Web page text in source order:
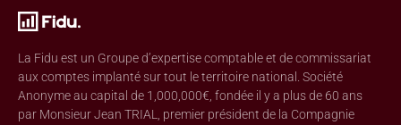
La Fidu est un Groupe d’expertise comptable et de commissariat
aux comptes implanté sur tout le territoire national. Société
Anonyme au capital de 1,000,000€, fondée il y a plus de 60 ans
par Monsieur Jean TRIAL, premier président de la Compagnie